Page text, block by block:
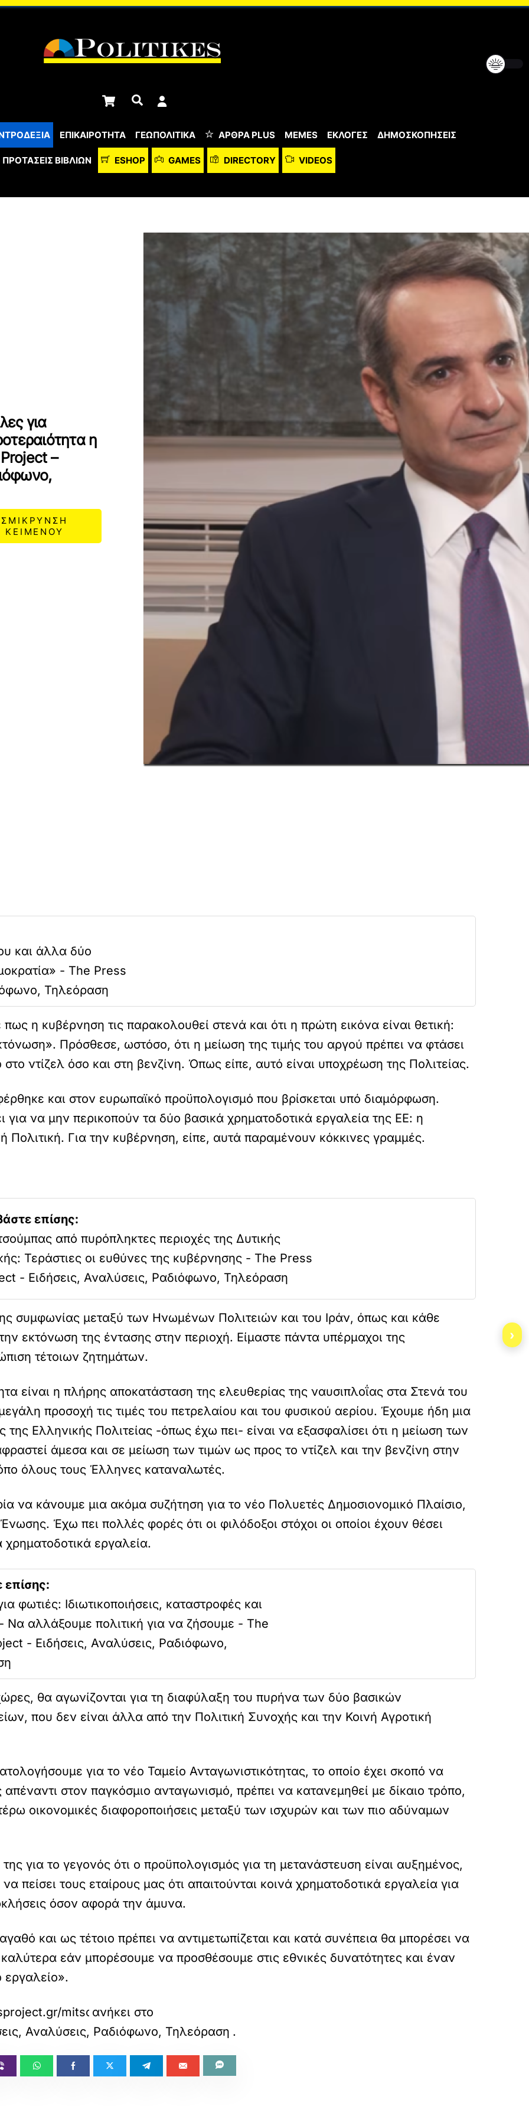
Cart Αναζήτηση
ΕΠΙΚΑΙΡΟΤΗΤΑ ΓΕΩΠΟΛΙΤΙΚΑ ΆΡΘΡΑ PLUS MEMES ΕΚΛΟΓΕΣ ΔΗΜΟΣΚΟΠΗΣΕΙΣ
ΠΡΟΤΆΣΕΙΣ ΒΙΒΛΊΩΝ ESHOP GAMES DIRECTORY VIDEOS
για
η
–
ΣΜΙΚΡΥΝΣΗ
ΚΕΙΜΕΝΟΥ
και άλλα δύο
- The Press
Τηλεόραση
πως η κυβέρνηση τις παρακολουθεί στενά και ότι η πρώτη εικόνα είναι θετική:
Πρόσθεσε, ωστόσο, ότι η μείωση της τιμής του αργού πρέπει να φτάσει
ντίζελ όσο και στη βενζίνη. Όπως είπε, αυτό είναι υποχρέωση της Πολιτείας.
και στον ευρωπαϊκό προϋπολογισμό που βρίσκεται υπό διαμόρφωση.
να μην περικοπούν τα δύο βασικά χρηματοδοτικά εργαλεία της ΕΕ: η
Πολιτική. Για την κυβέρνηση, είπε, αυτά παραμένουν κόκκινες γραμμές.
επίσης:
από πυρόπληκτες περιοχές της Δυτικής
Τεράστιες οι ευθύνες της κυβέρνησης - The Press
- Ειδήσεις, Αναλύσεις, Ραδιόφωνο, Τηλεόραση
συμφωνίας μεταξύ των Ηνωμένων Πολιτειών και του Ιράν, όπως και κάθε
εκτόνωση της έντασης στην περιοχή. Είμαστε πάντα υπέρμαχοι της
τέτοιων ζητημάτων.
είναι η πλήρης αποκατάσταση της ελευθερίας της ναυσιπλοΐας στα Στενά του
προσοχή τις τιμές του πετρελαίου και του φυσικού αερίου. Έχουμε ήδη μια
Ελληνικής Πολιτείας -όπως έχω πει- είναι να εξασφαλίσει ότι η μείωση των
άμεσα και σε μείωση των τιμών ως προς το ντίζελ και την βενζίνη στην
όλους τους Έλληνες καταναλωτές.
να κάνουμε μια ακόμα συζήτηση για το νέο Πολυετές Δημοσιονομικό Πλαίσιο,
Έχω πει πολλές φορές ότι οι φιλόδοξοι στόχοι οι οποίοι έχουν θέσει
χρηματοδοτικά εργαλεία.
επίσης:
φωτιές: Ιδιωτικοποιήσεις, καταστροφές και
Να αλλάξουμε πολιτική για να ζήσουμε - The
- Ειδήσεις, Αναλύσεις, Ραδιόφωνο,
θα αγωνίζονται για τη διαφύλαξη του πυρήνα των δύο βασικών
που δεν είναι άλλα από την Πολιτική Συνοχής και την Κοινή Αγροτική
για το νέο Ταμείο Ανταγωνιστικότητας, το οποίο έχει σκοπό να
απέναντι στον παγκόσμιο ανταγωνισμό, πρέπει να κατανεμηθεί με δίκαιο τρόπο,
οικονομικές διαφοροποιήσεις μεταξύ των ισχυρών και των πιο αδύναμων
για το γεγονός ότι ο προϋπολογισμός για τη μετανάστευση είναι αυξημένος,
πείσει τους εταίρους μας ότι απαιτούνται κοινά χρηματοδοτικά εργαλεία για
όσον αφορά την άμυνα.
και ως τέτοιο πρέπει να αντιμετωπίζεται και κατά συνέπεια θα μπορέσει να
εάν μπορέσουμε να προσθέσουμε στις εθνικές δυνατότητες και έναν
εργαλείο».
mitsotakis-apo-vryxelles-gia-symfonia-ipa-iran-proteraiotita-i-nafsiploia/
ανήκει στο
Αναλύσεις, Ραδιόφωνο, Τηλεόραση .
›